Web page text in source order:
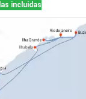
incluidas